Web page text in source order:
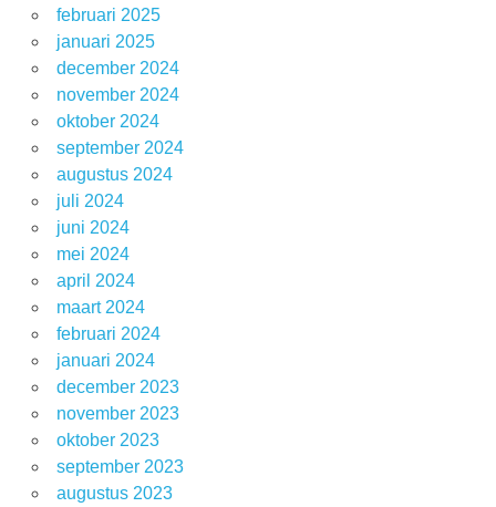
februari 2025
januari 2025
december 2024
november 2024
oktober 2024
september 2024
augustus 2024
juli 2024
juni 2024
mei 2024
april 2024
maart 2024
februari 2024
januari 2024
december 2023
november 2023
oktober 2023
september 2023
augustus 2023